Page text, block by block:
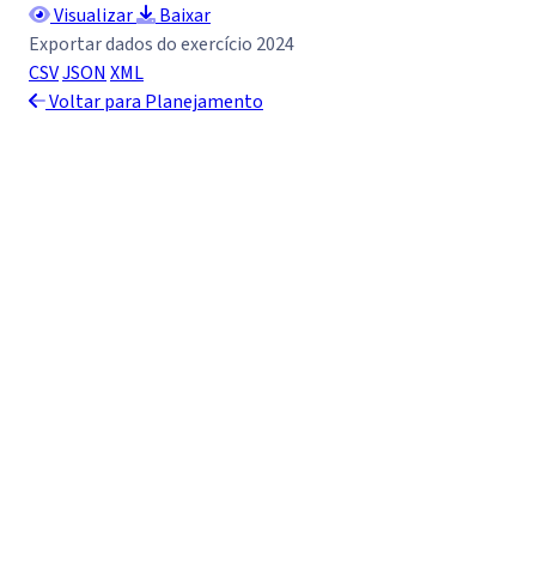
Visualizar
Baixar
Exportar dados do exercício 2024
CSVJSON XML
Voltar para Planejamento